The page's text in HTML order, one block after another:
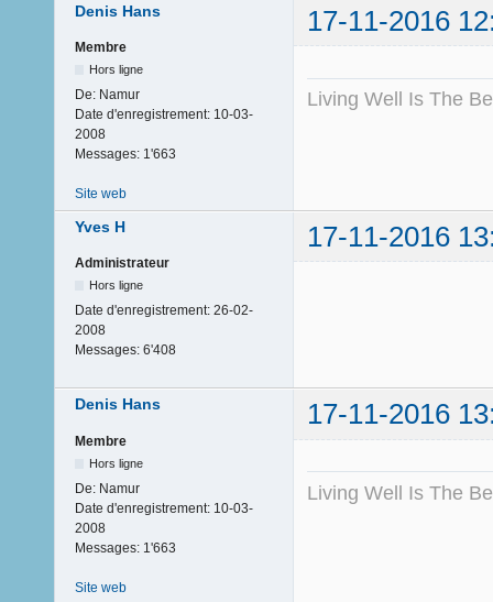
Denis Hans 17-11-2016
Membre
Hors ligne
De: Namur
Date d'enregistrement: 10-03-
2008
Messages: 1'663
Living Well Is The
Site web
Yves H 17-11-2016
Administrateur
Hors ligne
Date d'enregistrement: 26-02-
2008
Messages: 6'408
Denis Hans 17-11-2016
Membre
Hors ligne
De: Namur
Date d'enregistrement: 10-03-
2008
Messages: 1'663
Living Well Is The
Site web